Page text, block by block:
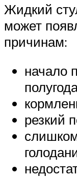
Жидкий
может
причинам:
начало
резкий